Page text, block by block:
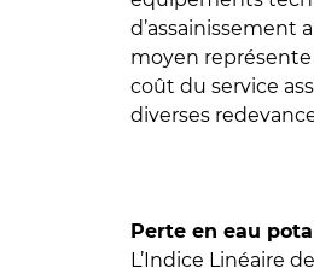
d’assainissement
moyen
coût du service
diverses
Perte en eau
L’Indice Linéaire